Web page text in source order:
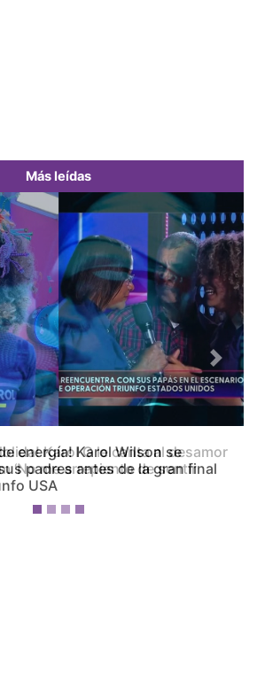
Más leídas
Karol G le canta al desamor
‘No me arrepiento de sentir
Next